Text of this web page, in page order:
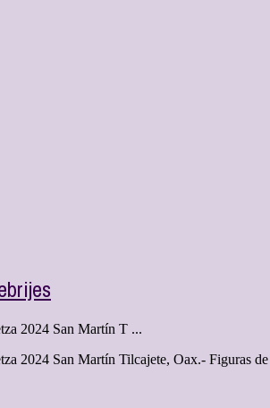
2024 San Martín T ...
2024 San Martín Tilcajete, Oax.- Figuras